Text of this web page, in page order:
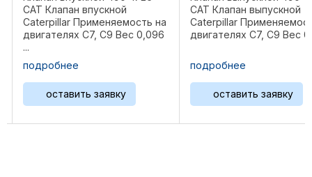
Клапан впускной
Применяемость на
C7, C9 Вес 0,096
оставить заявку
CAT Клапан выпускной
Caterpillar Применяемость на
двигателях C7, C9 Вес 0,12 ...
подробнее
оставить заявку